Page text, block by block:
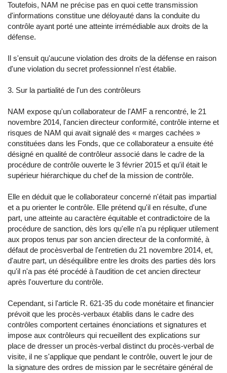
Toutefois, NAM ne précise pas en quoi cette transmission
d'informations constitue une déloyauté dans la conduite du
contrôle ayant porté une atteinte irrémédiable aux droits de la
défense.
Il s'ensuit qu'aucune violation des droits de la défense en raison
d'une violation du secret professionnel n'est établie.
3. Sur la partialité de l'un des contrôleurs
NAM expose qu'un collaborateur de l'AMF a rencontré, le 21
novembre 2014, l'ancien directeur conformité, contrôle interne et
risques de NAM qui avait signalé des « marges cachées »
constituées dans les Fonds, que ce collaborateur a ensuite été
désigné en qualité de contrôleur associé dans le cadre de la
procédure de contrôle ouverte le 3 février 2015 et qu'il était le
supérieur hiérarchique du chef de la mission de contrôle.
Elle en déduit que le collaborateur concerné n'était pas impartial
et a pu orienter le contrôle. Elle prétend qu'il en résulte, d'une
part, une atteinte au caractère équitable et contradictoire de la
procédure de sanction, dès lors qu'elle n'a pu répliquer utilement
aux propos tenus par son ancien directeur de la conformité, à
défaut de procèsverbal de l'entretien du 21 novembre 2014, et,
d'autre part, un déséquilibre entre les droits des parties dès lors
qu'il n'a pas été procédé à l'audition de cet ancien directeur
après l'ouverture du contrôle.
Cependant, si l'article R. 621-35 du code monétaire et financier
prévoit que les procès-verbaux établis dans le cadre des
contrôles comportent certaines énonciations et signatures et
impose aux contrôleurs qui recueillent des explications sur
place de dresser un procès-verbal distinct du procès-verbal de
visite, il ne s'applique que pendant le contrôle, ouvert le jour de
la signature des ordres de mission par le secrétaire général de